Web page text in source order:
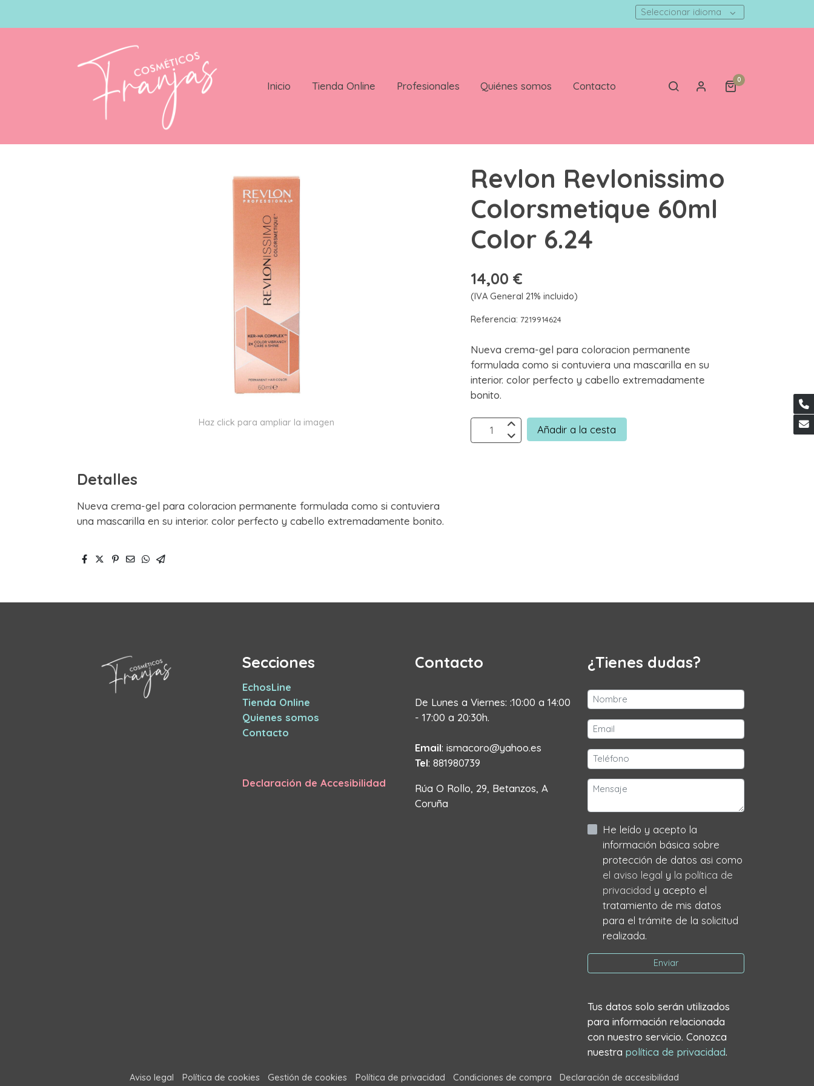
Seleccionar idioma
Inicio Tienda Online Profesionales Quiénes somos Contacto 0
Revlon Revlonissimo Colorsmetique 60ml Color 6.24
Haz click para ampliar la imagen
Detalles
Nueva crema-gel para coloracion permanente formulada como si contuviera
una mascarilla en su interior. color perfecto y cabello extremadamente bonito.
Revlon Revlonissimo
Colorsmetique 60ml
Color 6.24
14,00 €
(IVA General 21% incluido)
Referencia:7219914624
Nueva crema-gel para coloracion permanente
formulada como si contuviera una mascarilla en su
interior. color perfecto y cabello extremadamente
bonito.
Añadir a la cesta
Secciones
EchosLine
Tienda Online
Quienes somos
Contacto
Declaración de Accesibilidad
Contacto
De Lunes a Viernes: :10:00 a 14:00
- 17:00 a 20:30h.
Email: ismacoro@yahoo.es
Tel: 881980739
Rúa O Rollo, 29, Betanzos, A
Coruña
¿Tienes dudas?
He leído y acepto la
información básica sobre
protección de datos asi como
el aviso legal y la política de
privacidad y acepto el
tratamiento de mis datos
para el trámite de la solicitud
realizada.
Enviar
Tus datos solo serán utilizados
para información relacionada
con nuestro servicio. Conozca
nuestra política de privacidad.
Aviso legal Política de cookies Gestión de cookies Política de privacidad Condiciones de compra Declaración de accesibilidad